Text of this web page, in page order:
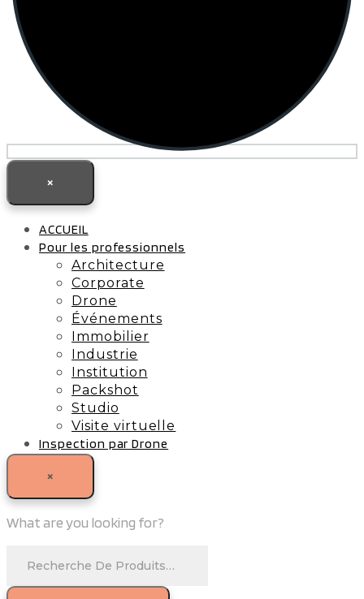
×
ACCUEIL
Pour les professionnels
Architecture
Corporate
Drone
Événements
Immobilier
Industrie
Institution
Packshot
Studio
Visite virtuelle
Inspection par Drone
Portfolio
Projets – Entreprises
Drone
Projets – Particuliers
Contact
×
What are you looking for?